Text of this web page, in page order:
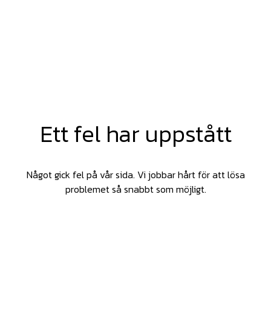
Ett fel har uppstått
Något gick fel på vår sida. Vi jobbar hårt för att lösa
problemet så snabbt som möjligt.